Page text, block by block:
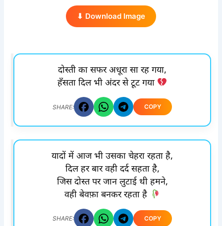
⬇ Download Image
दोस्ती का सफर अधूरा सा रह गया,
हँसता दिल भी अंदर से टूट गया
SHARE: COPY
यादों में आज भी उसका चेहरा रहता है,
दिल हर बार वही दर्द सहता है,
जिस दोस्त पर जान लुटाई थी हमने,
वही बेवफ़ा बनकर रहता है
SHARE: COPY